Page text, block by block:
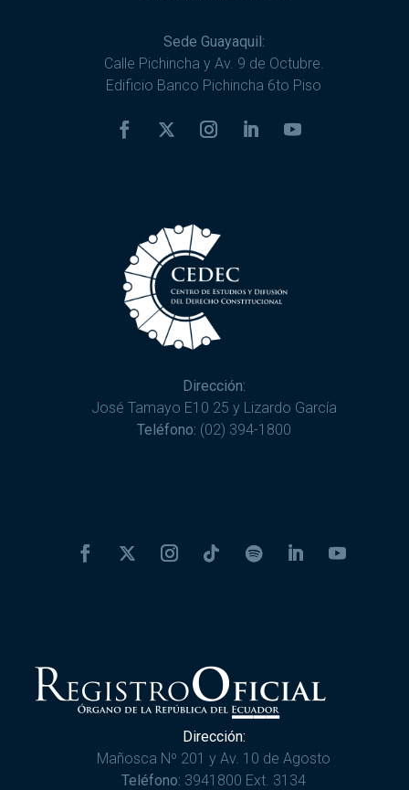
Sede Guayaquil:
Calle Pichincha y Av. 9 de Octubre.
Edificio Banco Pichincha 6to Piso
Dirección:
José Tamayo E10 25 y Lizardo García
Teléfono: (02) 394-1800
Dirección:
Mañosca Nº 201 y Av. 10 de Agosto
Teléfono: 3941800 Ext. 3134